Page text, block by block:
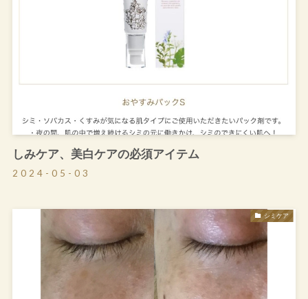
しみケア、美白ケアの必須アイテム
2024-05-03
シミケア